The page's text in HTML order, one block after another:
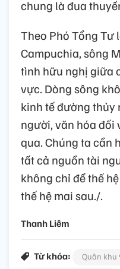
chung là đua
Theo Phó Tổng Tư
Campuchia, sông
tình hữu nghị giữa
vực. Dòng sông
kinh tế đường thủy
người, văn hóa đối
qua. Chúng ta cần
tất cả nguồn tài
không chỉ để thế
thế hệ mai sau./.
Thanh Liêm
Từ khóa: Quân khu